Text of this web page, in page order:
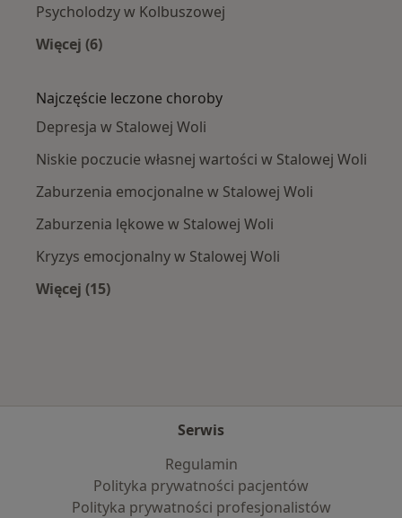
Psycholodzy w Kolbuszowej
Więcej (6)
Najczęście leczone choroby
Depresja w Stalowej Woli
Niskie poczucie własnej wartości w Stalowej Woli
Zaburzenia emocjonalne w Stalowej Woli
Zaburzenia lękowe w Stalowej Woli
Kryzys emocjonalny w Stalowej Woli
Więcej (15)
Serwis
Regulamin
Polityka prywatności pacjentów
Polityka prywatności profesjonalistów